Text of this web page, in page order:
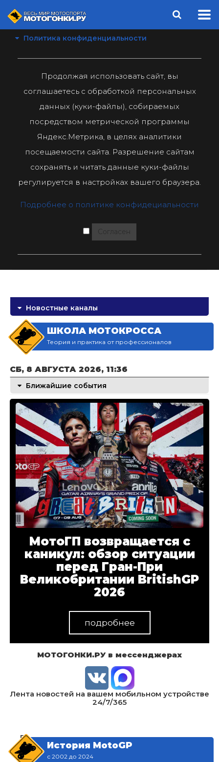
Политика конфиденциальности
Продолжая использовать сайт, вы
соглашаетесь с обработкой персональных
данных (куки-файлы), собираемых
посредством метрической программы
Яндекс.Метрика, в целях аналитики
посещаемости сайта. Разрешение сайтам
сохранять и читать данные куки-файлы
регулируется в настройках вашего браузера.
Подробнее о политике конфидециальности
Согласен
Новостные каналы
ШКОЛА МОТОКРОССА
Теория и практика от профессионалов
СБ, 8 АВГУСТА 2026, 11:36
Ближайшие события
МотоГП возвращается с
каникул: обзор ситуации
перед Гран-При
Великобритании BritishGP
2026
подробнее
МОТОГОНКИ.РУ в мессенджерах
Лента новостей на вашем мобильном устройстве
24/7/365
История MotoGP
с 2002 до 2024
В